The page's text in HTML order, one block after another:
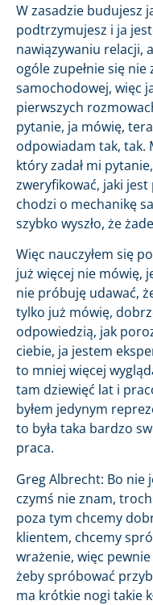
W zasadzie budujesz
podtrzymujesz i ja
nawiązywaniu relacji,
ogóle zupełnie się
samochodowej, więc
pierwszych
pytanie, ja mówię,
odpowiadam tak, tak.
który zadał mi
zweryfikować, jaki
chodzi o mechanikę
szybko wyszło, że
Więc nauczyłem się
już więcej nie mówię,
nie próbuję udawać,
tylko już mówię,
odpowiedzią, jak
ciebie, ja jestem
to mniej więcej
tam dziewięć lat i
byłem jedynym
to była taka bardzo
praca.
Greg Albrecht: Bo nie
czymś nie znam,
poza tym chcemy
klientem, chcemy
wrażenie, więc
żeby spróbować
ma krótkie nogi takie